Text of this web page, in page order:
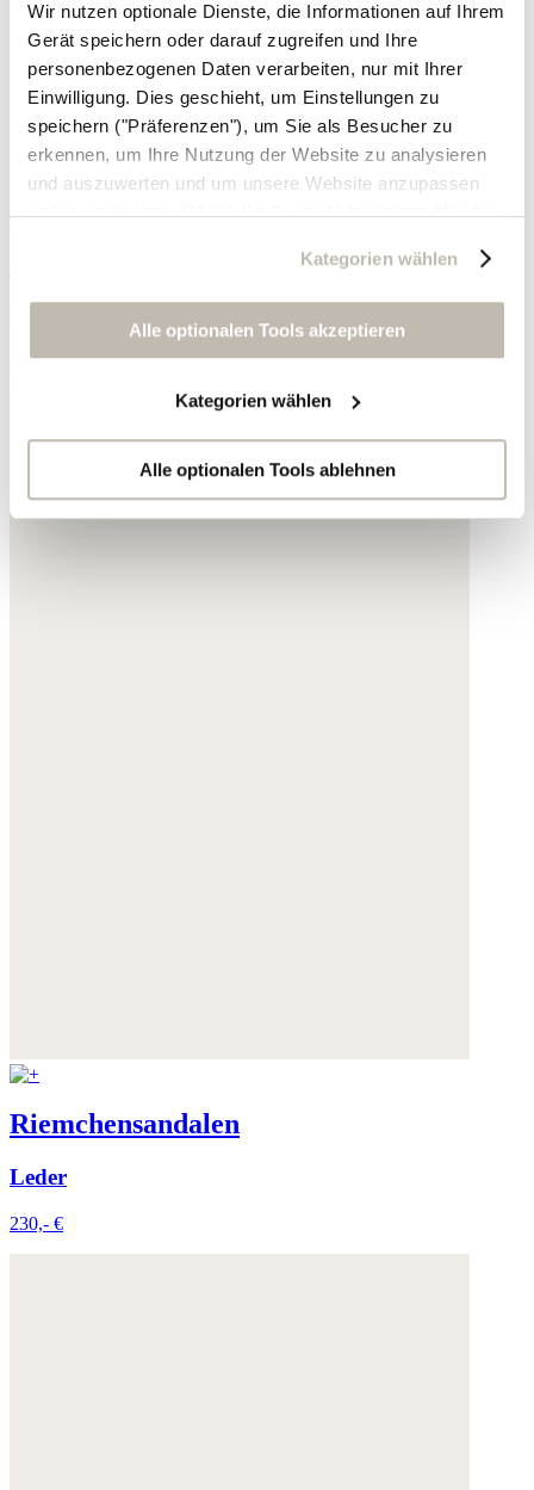
Wir nutzen optionale Dienste, die Informationen auf Ihrem
Gerät speichern oder darauf zugreifen und Ihre
personenbezogenen Daten verarbeiten, nur mit Ihrer
Einwilligung. Dies geschieht, um Einstellungen zu
speichern ("Präferenzen"), um Sie als Besucher zu
erkennen, um Ihre Nutzung der Website zu analysieren
und auszuwerten und um unsere Website anzupassen
und zu optimieren ("Analytics"), um Nutzungsprofile über
zu erstellen, um personalisierte Werbung auszuliefern,
um Sie auf anderen Websites wiederzuerkennen und um
Sie erneut mit Werbung anzusprechen sowie um unsere
Werbekampagnen auszuwerten ("Marketing").
Ihre Daten werden mit Dienstanbietern geteilt, die wir in
der Datenschutzerklärung genauer auflisten oder wenn
Sie auf "Kategorien wählen" klicken.
Kategorien wählen
Alle optionalen Tools akzeptieren
Kategorien wählen
Alle optionalen Tools ablehnen
158,- €
Riemchensandalen
Leder
230,- €